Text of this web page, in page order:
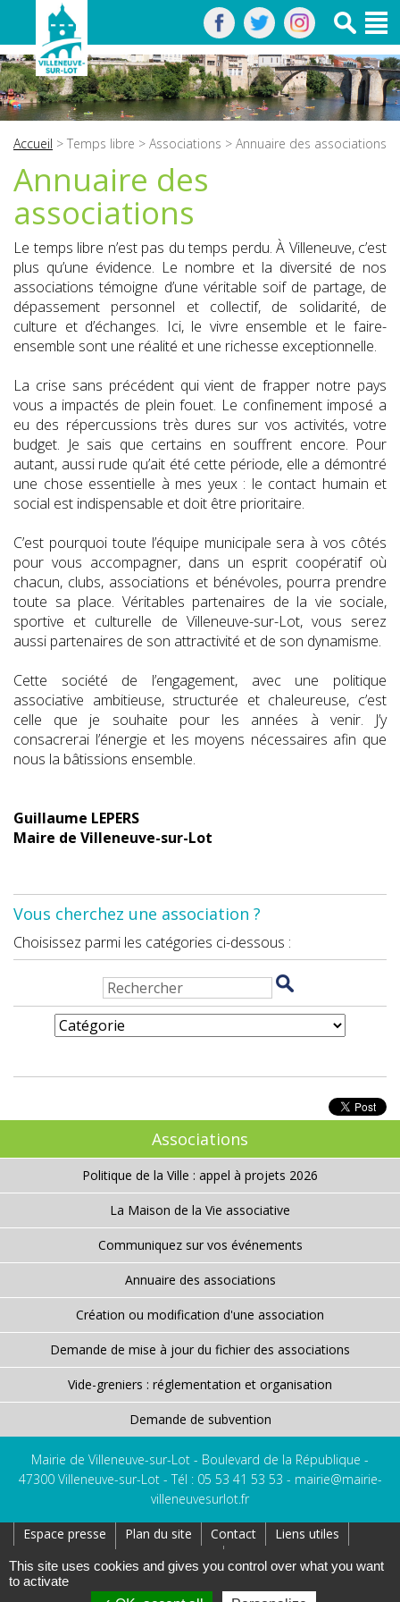
Accueil > Temps libre > Associations > Annuaire des associations
Annuaire des
associations
Le temps libre n’est pas du temps perdu. À Villeneuve, c’est
plus qu’une évidence. Le nombre et la diversité de nos
associations témoigne d’une véritable soif de partage, de
dépassement personnel et collectif, de solidarité, de
culture et d’échanges. Ici, le vivre ensemble et le faire-
ensemble sont une réalité et une richesse exceptionnelle.
La crise sans précédent qui vient de frapper notre pays
vous a impactés de plein fouet. Le confinement imposé a
eu des répercussions très dures sur vos activités, votre
budget. Je sais que certains en souffrent encore. Pour
autant, aussi rude qu’ait été cette période, elle a démontré
une chose essentielle à mes yeux : le contact humain et
social est indispensable et doit être prioritaire.
C’est pourquoi toute l’équipe municipale sera à vos côtés
pour vous accompagner, dans un esprit coopératif où
chacun, clubs, associations et bénévoles, pourra prendre
toute sa place. Véritables partenaires de la vie sociale,
sportive et culturelle de Villeneuve-sur-Lot, vous serez
aussi partenaires de son attractivité et de son dynamisme.
Cette société de l’engagement, avec une politique
associative ambitieuse, structurée et chaleureuse, c’est
celle que je souhaite pour les années à venir. J’y
consacrerai l’énergie et les moyens nécessaires afin que
nous la bâtissions ensemble.
Guillaume LEPERS
Maire de Villeneuve-sur-Lot
Vous cherchez une association ?
Choisissez parmi les catégories ci-dessous :
Associations
Politique de la Ville : appel à projets 2026
La Maison de la Vie associative
Communiquez sur vos événements
Annuaire des associations
Création ou modification d'une association
Demande de mise à jour du fichier des associations
Vide-greniers : réglementation et organisation
Demande de subvention
Mairie de Villeneuve-sur-Lot - Boulevard de la République -
47300 Villeneuve-sur-Lot - Tél : 05 53 41 53 53 - mairie@mairie-
villeneuvesurlot.fr
Espace presse Plan du site Contact
Liens utiles
Création : AtoutPixel Gestion des cookies Mentions légales
This site uses cookies and gives you control over what you want
to activate